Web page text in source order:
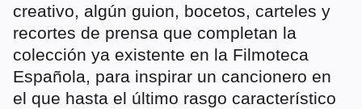
creativo, algún guion, bocetos, carteles y
recortes de prensa que completan la
colección ya existente en la Filmoteca
Española, para inspirar un cancionero en
el que hasta el último rasgo característico